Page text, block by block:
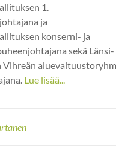
1.
ja
konserni- ja
sekä Länsi-
Vihreän
Lue lisää...